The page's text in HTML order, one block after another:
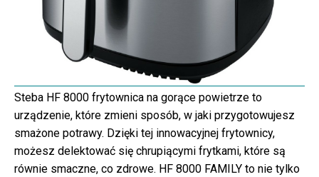
Steba HF 8000 frytownica na gorące powietrze to
urządzenie, które zmieni sposób, w jaki przygotowujesz
smażone potrawy. Dzięki tej innowacyjnej frytownicy,
możesz delektować się chrupiącymi frytkami, które są
równie smaczne, co zdrowe. HF 8000 FAMILY to nie tylko